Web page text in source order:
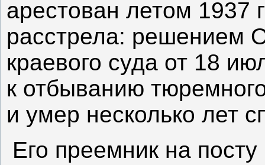
арестован летом 1937
расстрела: решением
краевого суда от 18
к отбыванию
и умер несколько лет
Его преемник на